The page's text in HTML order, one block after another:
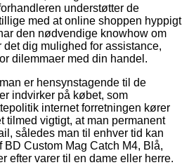
understøtter de
med at online shoppen hyppigt
den nødvendige knowhow om
dig mulighed for assistance,
dilemmaer med din handel.
er hensynstagende til de
indvirker på købet, som
internet forretningen kører
tilmed vigtigt, at man permanent
således man til enhver tid kan
Custom Mag Catch M4, Blå,
efter varer til en dame eller herre.